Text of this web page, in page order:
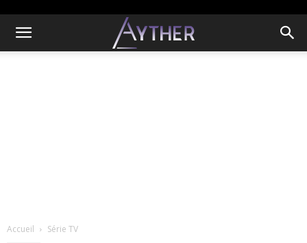
Accueil Série TV